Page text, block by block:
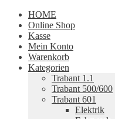
HOME
Online Shop
Kasse
Mein Konto
Warenkorb
Kategorien
Trabant 1.1
Trabant 500/600
Trabant 601
Elektrik